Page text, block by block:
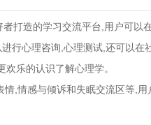
打造的学习交流平台,用户可以
行心理咨询,心理测试,还可以在
乐的认识了解心理学。
,情感与倾诉和失眠交流区等,